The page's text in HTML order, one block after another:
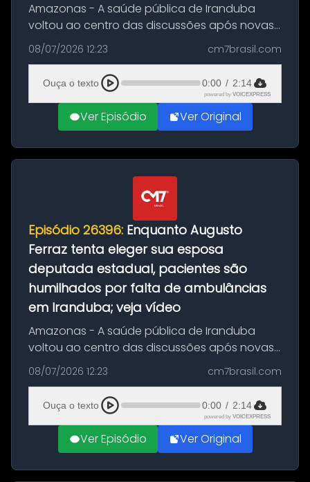
Amazonas - A saúde pública de Iranduba
voltou ao centro das discussões após novas
denúncias envolvendo o atendimento aos
pacientes da rede municipal. O episódio mais
recente, relacionado à saída de um...
08/07/2026 12:23 cm7brasil.com
Ouça o texto 0:00 / 2:14
powered by VOICEXPRESS
Ver Episódio Ver Original
Episódio 26396: Enquanto Augusto
Ferraz tenta eleger sua esposa
deputada estadual, pacientes são
humilhados por falta de ambulâncias
em Iranduba; veja vídeo
Amazonas - A saúde pública de Iranduba
voltou ao centro das discussões após novas
denúncias envolvendo o atendimento aos
pacientes da rede municipal. O episódio mais
recente, relacionado à saída de um...
08/07/2026 12:23 cm7brasil.com
Ouça o texto 0:00 / 2:14
powered by VOICEXPRESS
Ver Episódio Ver Original